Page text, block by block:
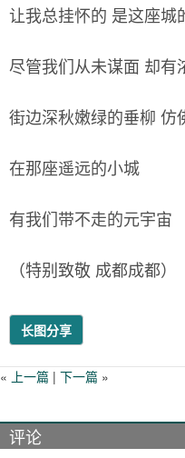
让我总挂怀的 是这座城
尽管我们从未谋面 却有
街边深秋嫩绿的垂柳 仿
在那座遥远的小城
有我们带不走的元宇宙
（特别致敬 成都成都）
长图分享
« 上一篇 | 下一篇 »
评论